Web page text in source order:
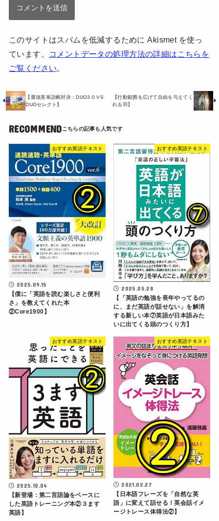
このサイトはスパムを低減するために Akismet を使っ
ています。
コメントデータの処理方法の詳細はこちらを
ご覧ください。
【最強英単語帳対決：DUO3.0 VS
DUOセレクト】
【行動範囲を広げて自由を与えてく
れる羽】
RECOMMEND
おすすめ英語テキスト
2025.09.15
【僕に「英語を読む楽しさと便利
さ」を教えてくれた本
②Core1900】
おすすめ英語テキスト
2025.05.28
【「英語の勉強を長年やってるの
に、まだ英語が話せない」を解消
する新しい本⑦英語が日本語みた
いに出てくる頭のつくり方】
おすすめ英語テキスト
2025.10.04
【新登場：第二言語論をベースに
した英語トレーニング本②３ます
英語】
おすすめ英語テキスト
2021.02.27
【日本語フレーズを「自然な英
語」に変えて話せる！英会話イメ
ージトレース体得法②】